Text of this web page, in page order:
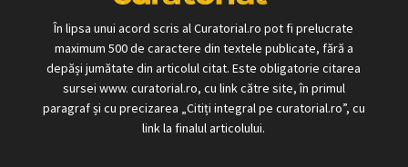
În lipsa unui acord scris al Curatorial.ro pot fi prelucrate
maximum 500 de caractere din textele publicate, fără a
depăși jumătate din articolul citat. Este obligatorie citarea
sursei www. curatorial.ro, cu link către site, în primul
paragraf și cu precizarea „Citiți integral pe curatorial.ro”, cu
link la finalul articolului.